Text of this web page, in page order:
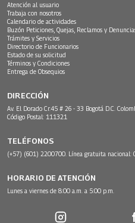
Atención al usuario
Trabaja con nosotros
Calendario de actividades
Buzón Peticiones, Quejas, Reclamos y
Trámites y Servicios
Directorio de Funcionarios
Estado de su solicitud
Términos y Condiciones
Entrega de Obsequios
DIRECCIÓN
Av. El Dorado Cr.45 # 26 - 33 Bogotá D.C.
Código Postal: 111321
TELÉFONOS
(+57) (601) 2200700. Línea gratuita nacional:
HORARIO DE ATENCIÓN
Lunes a viernes de 8:00 a.m. a 5:00 p.m.